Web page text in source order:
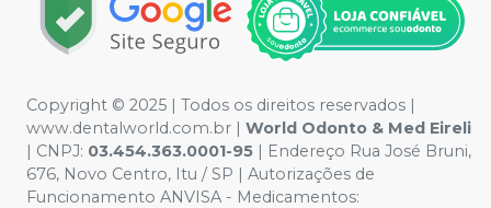
Copyright © 2025 | Todos os direitos reservados |
www.dentalworld.com.br | World Odonto & Med Eireli
| CNPJ: 03.454.363.0001-95 | Endereço Rua José Bruni,
676, Novo Centro, Itu / SP | Autorizações de
Funcionamento ANVISA - Medicamentos: